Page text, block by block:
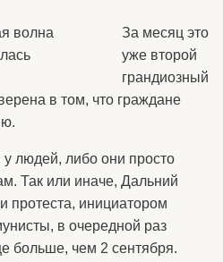
За месяц это
уже второй
грандиозный
в том, что граждане
людей, либо они просто
Так или иначе, Дальний
протеста, инициатором
в очередной раз
больше, чем 2 сентября.